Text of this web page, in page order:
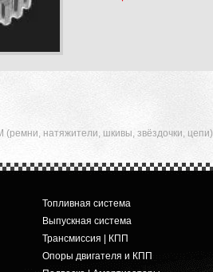
(ремни, натяжители, шкивы, звёздочки, цепи)
Топливная система
Выпускная система
Трансмиссия | КПП
Опоры двигателя и КПП